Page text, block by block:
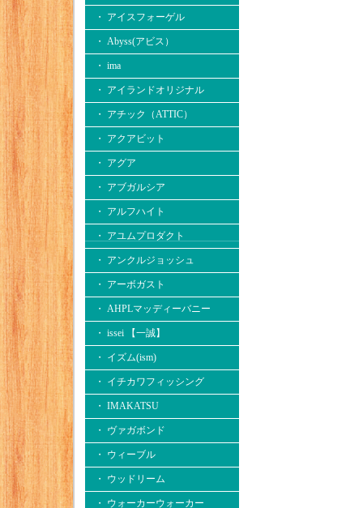
・ アイスフォーゲル
・ Abyss(アビス）
・ ima
・ アイランドオリジナル
・ アチック（ATTIC）
・ アクアビット
・ アグア
・ アブガルシア
・ アルフハイト
・ アユムプロダクト
・ アンクルジョッシュ
・ アーボガスト
・ AHPLマッディーバニー
・ issei 【一誠】
・ イズム(ism)
・ イチカワフィッシング
・ IMAKATSU
・ ヴァガボンド
・ ウィーブル
・ ウッドリーム
・ ウォーカーウォーカー